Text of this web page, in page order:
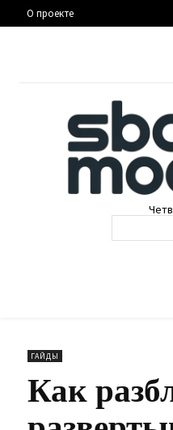
О проекте
ГАЙДЫ
Как